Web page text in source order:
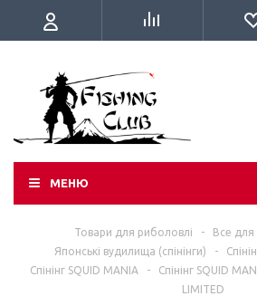
МЕНЮ
Товари для риболовлі - Все для
Японські вудилища (спінінги)
-
Спінінг SQUID MANIA
-
Спінінг SQUID
LIMITED